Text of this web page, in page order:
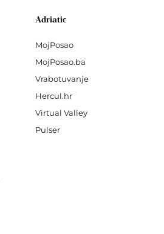
Adriatic
MojPosao
MojPosao.ba
Vrabotuvanje
Hercul.hr
Virtual Valley
Pulser